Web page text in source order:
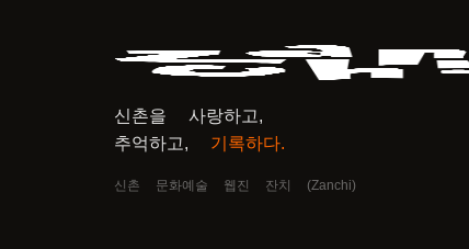
신촌을 사랑하고,
추억하고, 기록하다.
신촌 문화예술 웹진 잔치 (Zanchi)